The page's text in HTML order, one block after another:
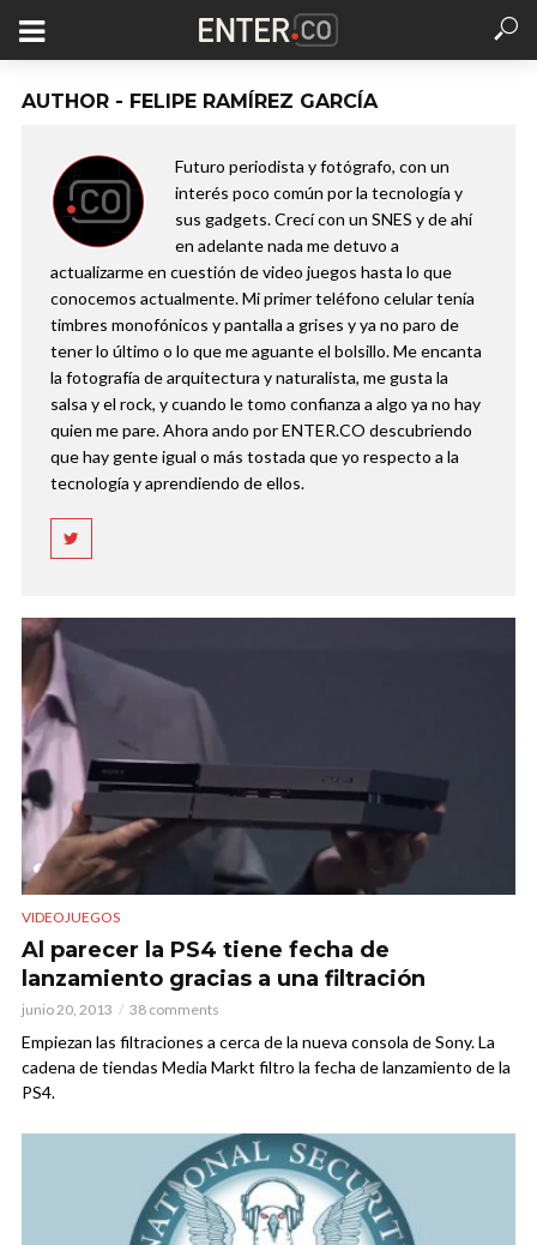
AUTHOR - FELIPE RAMÍREZ GARCÍA
Futuro periodista y fotógrafo, con un
interés poco común por la tecnología y
sus gadgets. Crecí con un SNES y de ahí
en adelante nada me detuvo a
actualizarme en cuestión de video juegos hasta lo que
conocemos actualmente. Mi primer teléfono celular tenía
timbres monofónicos y pantalla a grises y ya no paro de
tener lo último o lo que me aguante el bolsillo. Me encanta
la fotografía de arquitectura y naturalista, me gusta la
salsa y el rock, y cuando le tomo confianza a algo ya no hay
quien me pare. Ahora ando por ENTER.CO descubriendo
que hay gente igual o más tostada que yo respecto a la
tecnología y aprendiendo de ellos.
VIDEOJUEGOS
Al parecer la PS4 tiene fecha de
lanzamiento gracias a una filtración
junio 20, 2013 38 comments
Empiezan las filtraciones a cerca de la nueva consola de Sony. La
cadena de tiendas Media Markt filtro la fecha de lanzamiento de la
PS4.